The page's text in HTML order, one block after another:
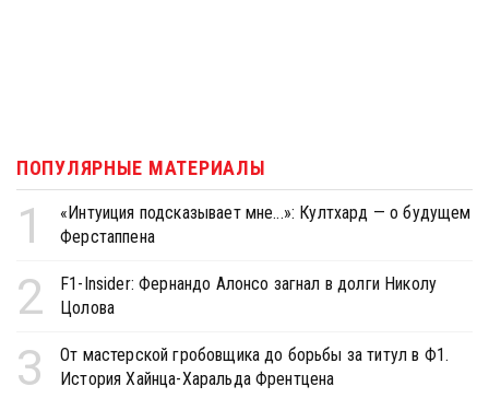
ПОПУЛЯРНЫЕ МАТЕРИАЛЫ
1
«Интуиция подсказывает мне...»: Култхард — о будущем
Ферстаппена
2
F1-Insider: Фернандо Алонсо загнал в долги Николу
Цолова
3
От мастерской гробовщика до борьбы за титул в Ф1.
История Хайнца-Харальда Френтцена